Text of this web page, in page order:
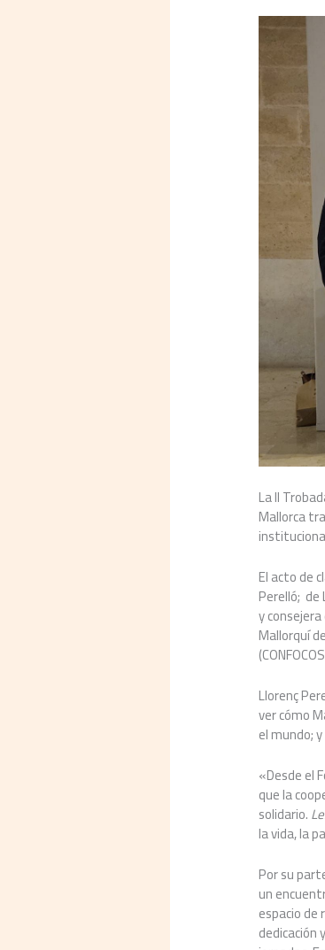
La II
Mallorca
El acto de
Perelló; de
y
Mallorquí
Llorenç
ver cómo
el mundo;
«Desde el
que la
solidario.
la vida, la
Por su
un
espacio
dedicación